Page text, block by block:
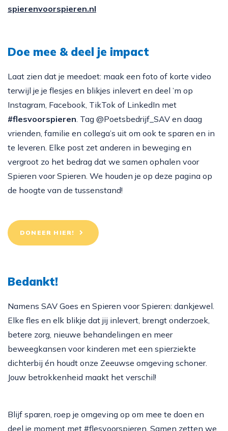
spierenvoorspieren.nl
Doe mee & deel je impact
Laat zien dat je meedoet: maak een foto of korte video
terwijl je je flesjes en blikjes inlevert en deel ’m op
Instagram, Facebook, TikTok of LinkedIn met
#flesvoorspieren . Tag @Poetsbedrijf_SAV en daag
vrienden, familie en collega’s uit om ook te sparen en in
te leveren. Elke post zet anderen in beweging en
vergroot zo het bedrag dat we samen ophalen voor
Spieren voor Spieren. We houden je op deze pagina op
de hoogte van de tussenstand!
DONEER HIER!
Bedankt!
Namens SAV Goes en Spieren voor Spieren: dankjewel.
Elke fles en elk blikje dat jij inlevert, brengt onderzoek,
betere zorg, nieuwe behandelingen en meer
beweegkansen voor kinderen met een spierziekte
dichterbij én houdt onze Zeeuwse omgeving schoner.
Jouw betrokkenheid maakt het verschil!
Blijf sparen, roep je omgeving op om mee te doen en
deel je moment met #flesvoorspieren. Samen zetten we